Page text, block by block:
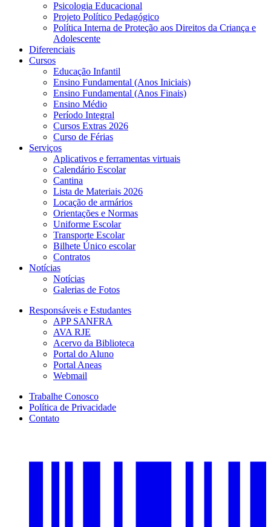
Psicologia Educacional
Projeto Político Pedagógico
Política Interna de Proteção aos Direitos da Criança e
Adolescente
Diferenciais
Cursos
Educação Infantil
Ensino Fundamental (Anos Iniciais)
Ensino Fundamental (Anos Finais)
Ensino Médio
Período Integral
Cursos Extras 2026
Curso de Férias
Serviços
Aplicativos e ferramentas virtuais
Calendário Escolar
Cantina
Lista de Materiais 2026
Locação de armários
Orientações e Normas
Uniforme Escolar
Transporte Escolar
Bilhete Único escolar
Contratos
Notícias
Notícias
Galerias de Fotos
Responsáveis e Estudantes
APP SANFRA
AVA RJE
Acervo da Biblioteca
Portal do Aluno
Portal Aneas
Webmail
Trabalhe Conosco
Política de Privacidade
Contato